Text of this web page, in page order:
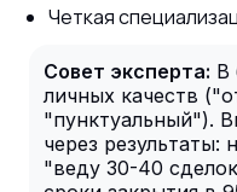
Четкая
Совет эксперта: В
личных качеств
"пунктуальный").
через результаты:
"веду 30-40